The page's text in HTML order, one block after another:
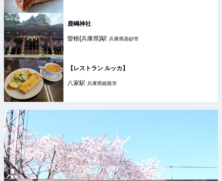
鹿嶋神社
曽根(兵庫県)駅 兵庫県高砂市
【レストラン ルッカ】
八家駅 兵庫県姫路市